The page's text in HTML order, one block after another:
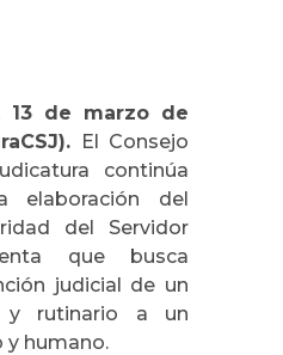
13 de marzo de
El Consejo
continúa
elaboración del
del Servidor
que
busca
judicial de un
y rutinario a un
humano.